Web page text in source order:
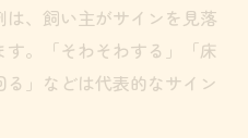
、飼い主がサインを見落
。「そわそわする」「床
」などは代表的なサイン